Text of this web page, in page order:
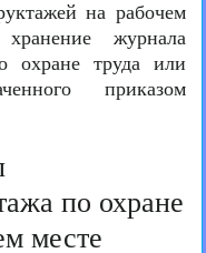
на рабочем
журнала
охране труда или
приказом
по охране
месте